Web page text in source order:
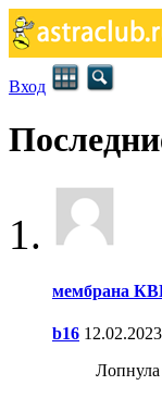
Вход
мембрана
b16